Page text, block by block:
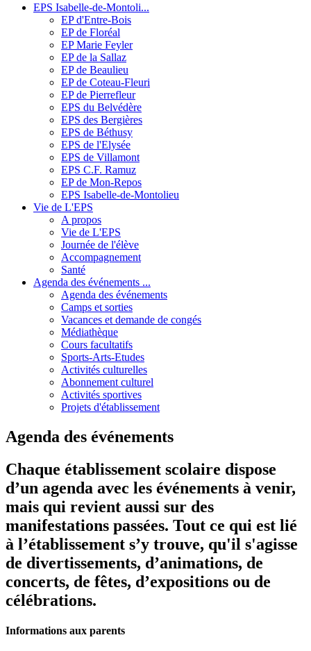
EPS Isabelle-de-Montoli...
EP d'Entre-Bois
EP de Floréal
EP Marie Feyler
EP de la Sallaz
EP de Beaulieu
EP de Coteau-Fleuri
EP de Pierrefleur
EPS du Belvédère
EPS des Bergières
EPS de Béthusy
EPS de l'Elysée
EPS de Villamont
EPS C.F. Ramuz
EP de Mon-Repos
EPS Isabelle-de-Montolieu
Vie de L'EPS
A propos
Vie de L'EPS
Journée de l'élève
Accompagnement
Santé
Agenda des événements ...
Agenda des événements
Camps et sorties
Vacances et demande de congés
Médiathèque
Cours facultatifs
Sports-Arts-Etudes
Activités culturelles
Abonnement culturel
Activités sportives
Projets d'établissement
Agenda des événements
Chaque établissement scolaire dispose
d’un agenda avec les événements à venir,
mais qui revient aussi sur des
manifestations passées. Tout ce qui est lié
à l’établissement s’y trouve, qu'il s'agisse
de divertissements, d’animations, de
concerts, de fêtes, d’expositions ou de
célébrations.
Informations aux parents